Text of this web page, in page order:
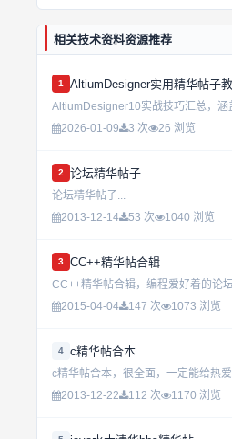
相关技术资料资源推荐
1 AltiumDesigner实用精华帖子
2026-01-09
3 次 26 浏览
2 论坛精华帖子
论坛精华帖子...
2013-12-14
53 次 1040 浏览
3 CC++精华帖合辑
CC++精华帖合辑，编程爱好着的论
2015-04-04
147 次 1073 浏览
4 c精华帖合本
c精华帖合本，很全面，一定能给热
2013-12-22
112 次 1170 浏览